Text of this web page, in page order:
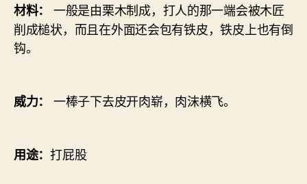
材料：
一般是由栗木制成，打人的那一端会被木匠
削成槌状，而且在外面还会包有铁皮，铁皮上也有倒
钩。
威力： 一棒子下去皮开肉崭，肉沫横飞。
用途：打屁股